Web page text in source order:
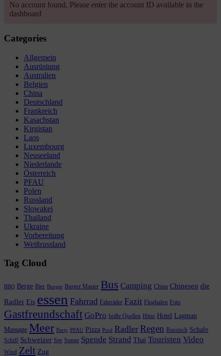
No account found, Please enter the account ID available in the
dashboard
Categories
Allgemein
Ausrüstung
Australien
Belgien
China
Deutschland
Frankreich
Kasachstan
Kirgistan
Laos
Luxembourg
Neuseeland
Niederlande
Österreich
PFAU
Polen
Russland
Slowakei
Thailand
Ukraine
Vorbereitung
Weißrussland
Tag Cloud
BBQ Berge Bier Burger Burger Master Bus Camping China Chinesen die
Radler Eis essen Fahrrad Fahrräder Fazit Flughafen Foto
Gastfreundschaft GoPro heiße Quellen Hitze Hotel
Lagman
Massage Meer Party PFAU Pizza Pool Radler Regen Russisch Schafe
Schiff Schweizer See Sonne Spende Strand Thai Touristen Video
Wind Zelt Zug